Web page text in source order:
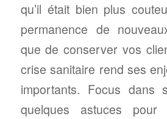
qu’il était bien plus
permanence de
que de conserver vos
crise sanitaire rend ses
importants. Focus dans
quelques astuces pour